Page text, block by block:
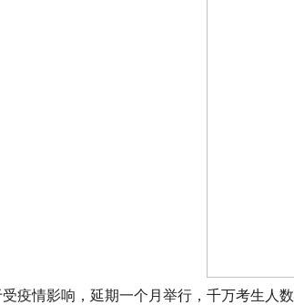
疫情影响，延期一个月举行，千万考生人